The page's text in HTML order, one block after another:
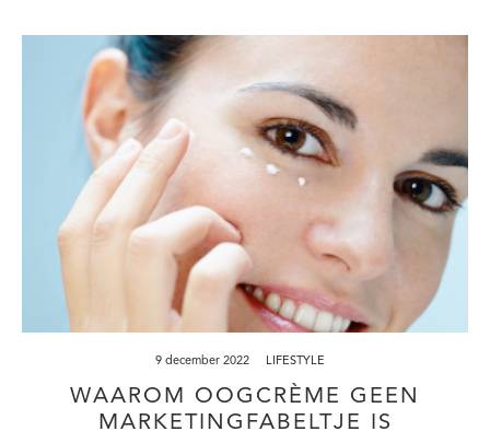
9 december 2022 LIFESTYLE
WAAROM OOGCRÈME GEEN
MARKETINGFABELTJE IS